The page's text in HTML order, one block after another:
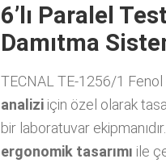
6’lı Paralel
Damıtma
TECNAL TE-1256/1 Fenol
analizi için özel olarak
bir laboratuvar ekipmanıdır.
ergonomik tasarımı ile